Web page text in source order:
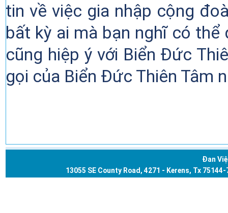
tin về việc gia nhập cộng
bất kỳ ai mà bạn nghĩ có
cũng hiệp ývới Biển Đức
gọi của Biển Đức Thiên Tâm
Đan
13055 SE County Road, 4271 - Kerens, Tx